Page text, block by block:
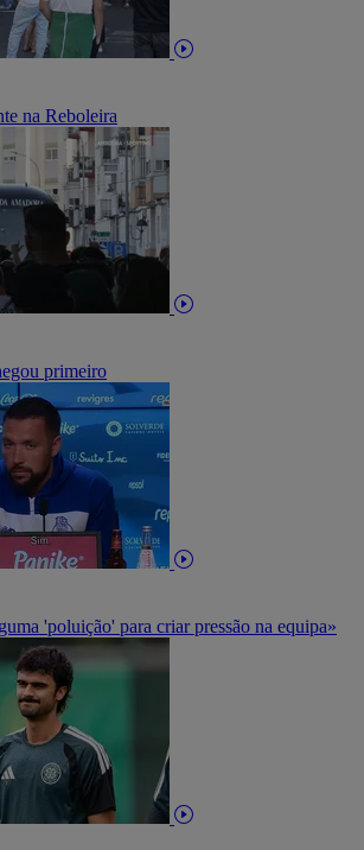
na Reboleira
primeiro
'poluição' para criar pressão na equipa»